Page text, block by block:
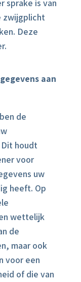
sprake is van
zwijgplicht
Deze
aan
de
houdt
voor
uw
heeft. Op
wettelijk
de
maar ook
voor een
of die van